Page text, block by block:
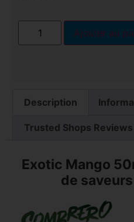
Ajouter au
Description
Trusted Shops Reviews
Exotic Mango
de